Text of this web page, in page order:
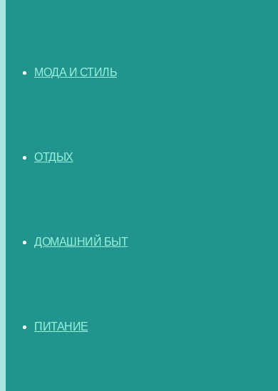
МОДА И СТИЛЬ
ОТДЫХ
ДОМАШНИЙ БЫТ
ПИТАНИЕ